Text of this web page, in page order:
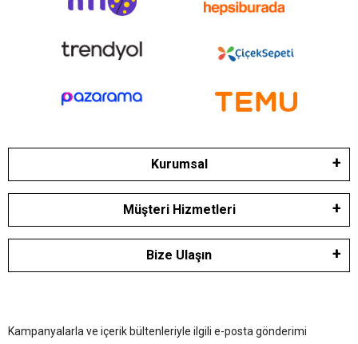
Kurumsal
Müşteri Hizmetleri
Bize Ulaşın
Kampanyalarla ve içerik bültenleriyle ilgili e-posta gönderimi